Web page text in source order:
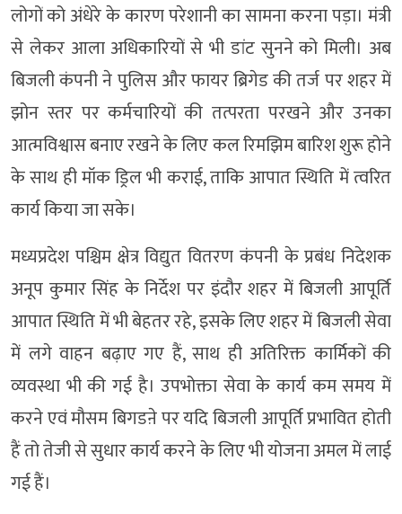
लोगों को अंधेरे के कारण परेशानी का सामना करना पड़ा। मंत्री
से लेकर आला अधिकारियों से भी डांट सुनने को मिली। अब
बिजली कंपनी ने पुलिस और फायर ब्रिगेड की तर्ज पर शहर में
झोन स्तर पर कर्मचारियों की तत्परता परखने और उनका
आत्मविश्वास बनाए रखने के लिए कल रिमझिम बारिश शुरू होने
के साथ ही मॉक ड्रिल भी कराई, ताकि आपात स्थिति में त्वरित
कार्य किया जा सके।
मध्यप्रदेश पश्चिम क्षेत्र विद्युत वितरण कंपनी के प्रबंध निदेशक
अनूप कुमार सिंह के निर्देश पर इंदौर शहर में बिजली आपूर्ति
आपात स्थिति में भी बेहतर रहे, इसके लिए शहर में बिजली सेवा
में लगे वाहन बढ़ाए गए हैं, साथ ही अतिरिक्त कार्मिकों की
व्यवस्था भी की गई है। उपभोक्ता सेवा के कार्य कम समय में
करने एवं मौसम बिगडऩे पर यदि बिजली आपूर्ति प्रभावित होती
हैं तो तेजी से सुधार कार्य करने के लिए भी योजना अमल में लाई
गई हैं।